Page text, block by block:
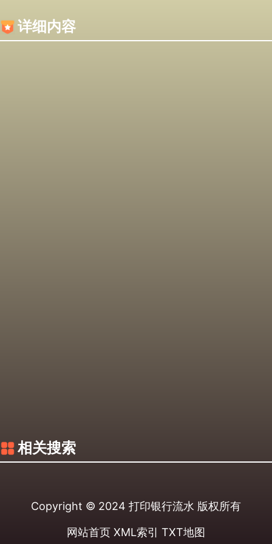
详细内容
相关搜索
Copyright © 2024 打印银行流水 版权所有
网站首页 XML索引 TXT地图